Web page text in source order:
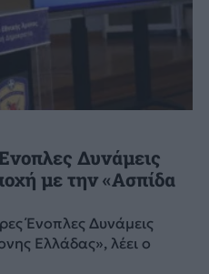
Δυνάμεις
με την «Ασπίδα
Ένοπλες Δυνάμεις
Ελλάδας», λέει ο